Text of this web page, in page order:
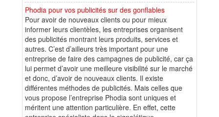
Phodia pour vos publicités sur des gonflables
Pour avoir de nouveaux clients ou pour mieux
informer leurs clientèles, les entreprises organisent
des publicités montrant leurs produits, services et
autres. C’est d’ailleurs très important pour une
entreprise de faire des campagnes de publicité, car ça
lui permet d’avoir une meilleure visibilité sur le marché
et donc, d’avoir de nouveaux clients. Il existe
différentes méthodes de publicités. Mais celles que
vous propose l’entreprise Phodia sont uniques et
méritent une attention particulière. En effet, cette